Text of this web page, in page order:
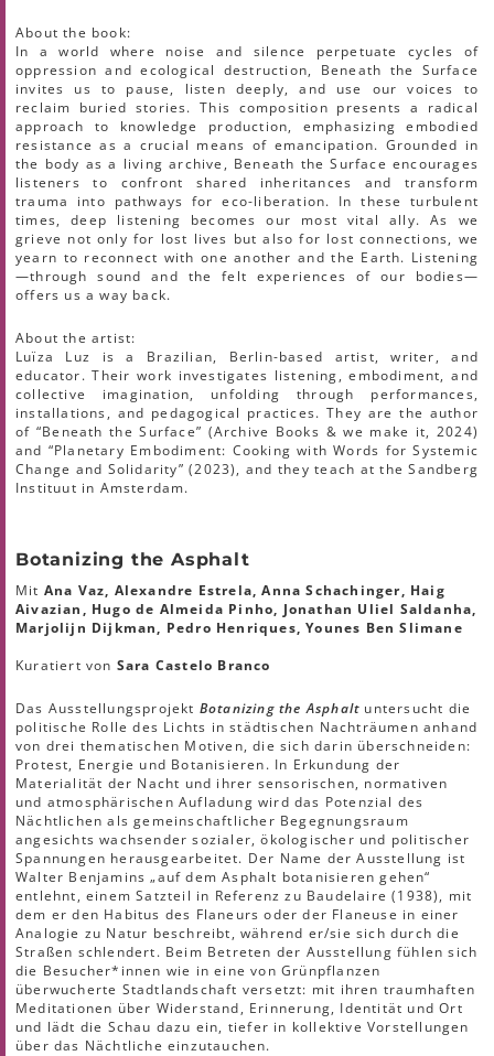
About the book:
In a world where noise and silence perpetuate cycles of
oppression and ecological destruction, Beneath the Surface
invites us to pause, listen deeply, and use our voices to
reclaim buried stories. This composition presents a radical
approach to knowledge production, emphasizing embodied
resistance as a crucial means of emancipation. Grounded in
the body as a living archive, Beneath the Surface encourages
listeners to confront shared inheritances and transform
trauma into pathways for eco-liberation. In these turbulent
times, deep listening becomes our most vital ally. As we
grieve not only for lost lives but also for lost connections, we
yearn to reconnect with one another and the Earth. Listening
—through sound and the felt experiences of our bodies—
offers us a way back.
About the artist:
Luïza Luz is a Brazilian, Berlin-based artist, writer, and
educator. Their work investigates listening, embodiment, and
collective imagination, unfolding through performances,
installations, and pedagogical practices. They are the author
of “Beneath the Surface” (Archive Books & we make it, 2024)
and “Planetary Embodiment: Cooking with Words for Systemic
Change and Solidarity” (2023), and they teach at the Sandberg
Instituut in Amsterdam.
Botanizing the Asphalt
Mit Ana Vaz, Alexandre Estrela, Anna Schachinger, Haig
Aivazian, Hugo de Almeida Pinho, Jonathan Uliel Saldanha,
Marjolijn Dijkman, Pedro Henriques, Younes Ben Slimane
Kuratiert von Sara Castelo Branco
Das Ausstellungsprojekt Botanizing the Asphalt untersucht die
politische Rolle des Lichts in städtischen Nachträumen anhand
von drei thematischen Motiven, die sich darin überschneiden:
Protest, Energie und Botanisieren. In Erkundung der
Materialität der Nacht und ihrer sensorischen, normativen
und atmosphärischen Aufladung wird das Potenzial des
Nächtlichen als gemeinschaftlicher Begegnungsraum
angesichts wachsender sozialer, ökologischer und politischer
Spannungen herausgearbeitet. Der Name der Ausstellung ist
Walter Benjamins „auf dem Asphalt botanisieren gehen“
entlehnt, einem Satzteil in Referenz zu Baudelaire (1938), mit
dem er den Habitus des Flaneurs oder der Flaneuse in einer
Analogie zu Natur beschreibt, während er/sie sich durch die
Straßen schlendert. Beim Betreten der Ausstellung fühlen sich
die Besucher*innen wie in eine von Grünpflanzen
überwucherte Stadtlandschaft versetzt: mit ihren traumhaften
Meditationen über Widerstand, Erinnerung, Identität und Ort
und lädt die Schau dazu ein, tiefer in kollektive Vorstellungen
über das Nächtliche einzutauchen.